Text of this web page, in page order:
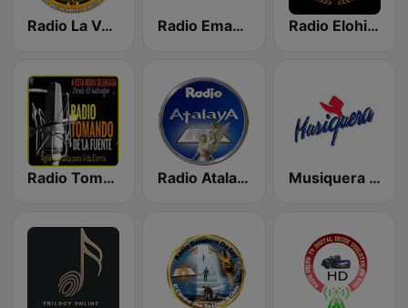
Radio La Voz Del Ultimo Mensaje Radio Emanuel el Salvador Radio Elohim 94.1 FM
Radio Tomando de la Fuente Radio Atalaya TV Usulután Musiquera 93.3 FM